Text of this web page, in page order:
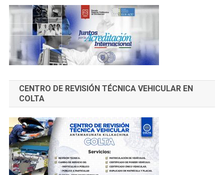
CENTRO DE REVISIÓN TÉCNICA VEHICULAR EN
COLTA